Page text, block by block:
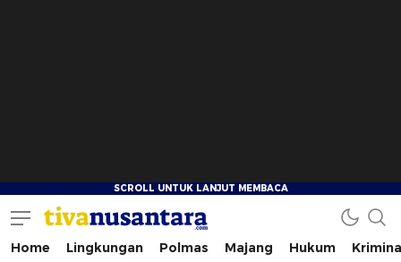
tivanusantara.com
Berita Nusantara
Home Lingkungan Polmas Majang Hukum